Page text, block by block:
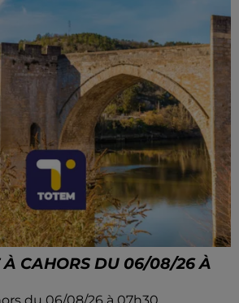
À CAHORS DU 06/08/26 À